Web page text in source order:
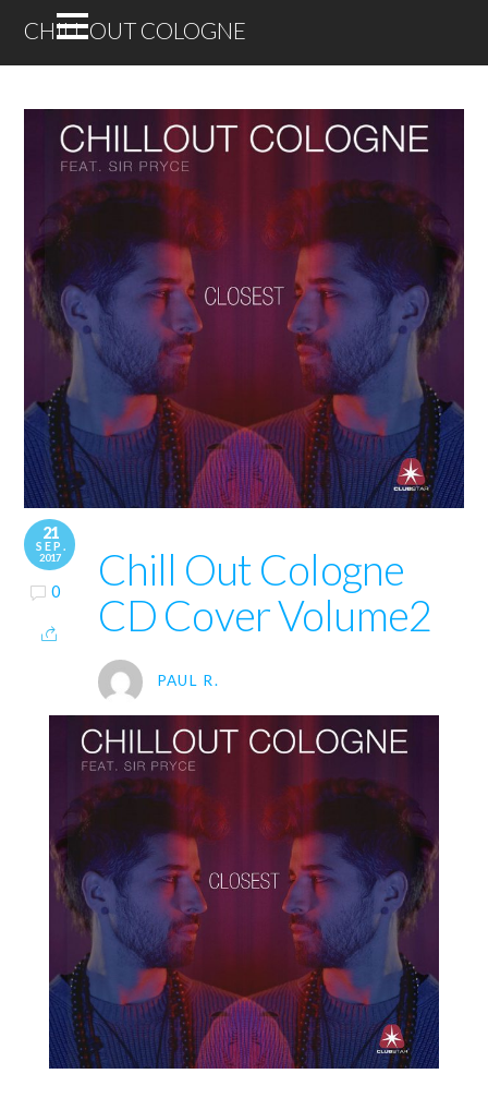
CHILL OUT COLOGNE
21
SEP.
2017
0
Chill Out Cologne
CD Cover Volume2
PAUL R.